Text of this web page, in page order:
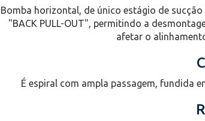
Bomba horizontal, de único estágio de
"BACK PULL-OUT", permitindo a
afetar o
É espiral com ampla passagem, fundida